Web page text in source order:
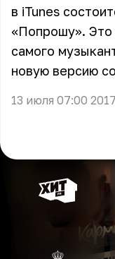
в iTunes
«Попрошу».
самого
новую версию
13 июля 07:00 2017